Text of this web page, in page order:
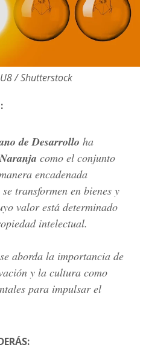
/ Shutterstock
de Desarrollo ha
como el conjunto
encadenada
transformen en bienes y
valor está determinado
intelectual.
aborda la importancia de
y la cultura como
para impulsar el